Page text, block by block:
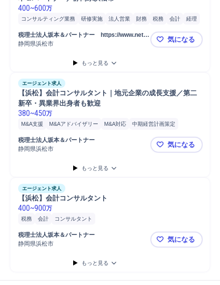
400~600万
コンサルティング業務 研修実施 法人営業 財務 税務 会計
経理
営業
監査 巡回
財務/会計コンサルティング
税理士法人坂本＆パートナー　https://www.net-b
p.co.jp/
静岡県浜松市 会計コンサ
気になる
もっと見る
エージェント求人
【浜松】会計コンサルタント｜地元企業の成長支援／第二
新卒・異業界出身者も歓迎
380~450万
M&A支援 M&Aアドバイザリー M&A対応
中期経営計画策定
M&Aコンサルティング
アドバイザリー
パートナー
企業支援
税理士法人坂本＆パートナー
静岡県浜松市
【浜松】会
気になる
もっと見る
エージェント求人
【浜松】会計コンサルタント
400~900万
税務 会計 コンサルタント
税理士法人坂本＆パートナー
静岡県浜松市
【浜松】会
気になる
もっと見る